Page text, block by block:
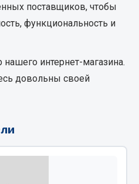
поставщиков, чтобы
функциональность и
интернет-магазина.
довольны своей